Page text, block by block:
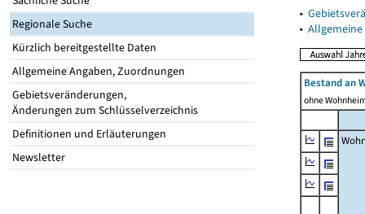
Regionale Suche
Kürzlich bereitgestellte Daten
Allgemeine Angaben, Zuordnungen
Gebietsveränderungen,
Änderungen zum Schlüsselverzeichnis
Definitionen und Erläuterungen
Newsletter
▸
▸
Bestand an
ohne